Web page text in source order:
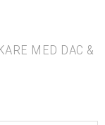
MED DAC &